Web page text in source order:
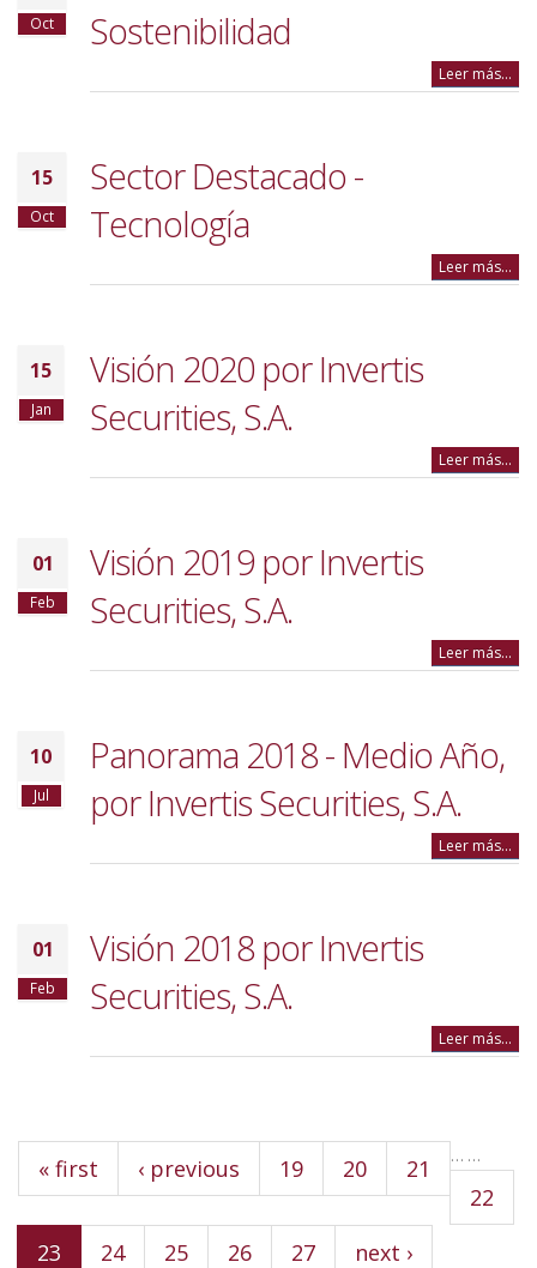
Oct
Sostenibilidad
Leer más...
15
Oct
Sector Destacado -
Tecnología
Leer más...
15
Jan
Visión 2020 por Invertis
Securities, S.A.
Leer más...
01
Feb
Visión 2019 por Invertis
Securities, S.A.
Leer más...
10
Jul
Panorama 2018 - Medio Año,
por Invertis Securities, S.A.
Leer más...
01
Feb
Visión 2018 por Invertis
Securities, S.A.
Leer más...
Pages
« first ‹ previous …
19 20
21
22
23
24 25 26 27
…
next ›